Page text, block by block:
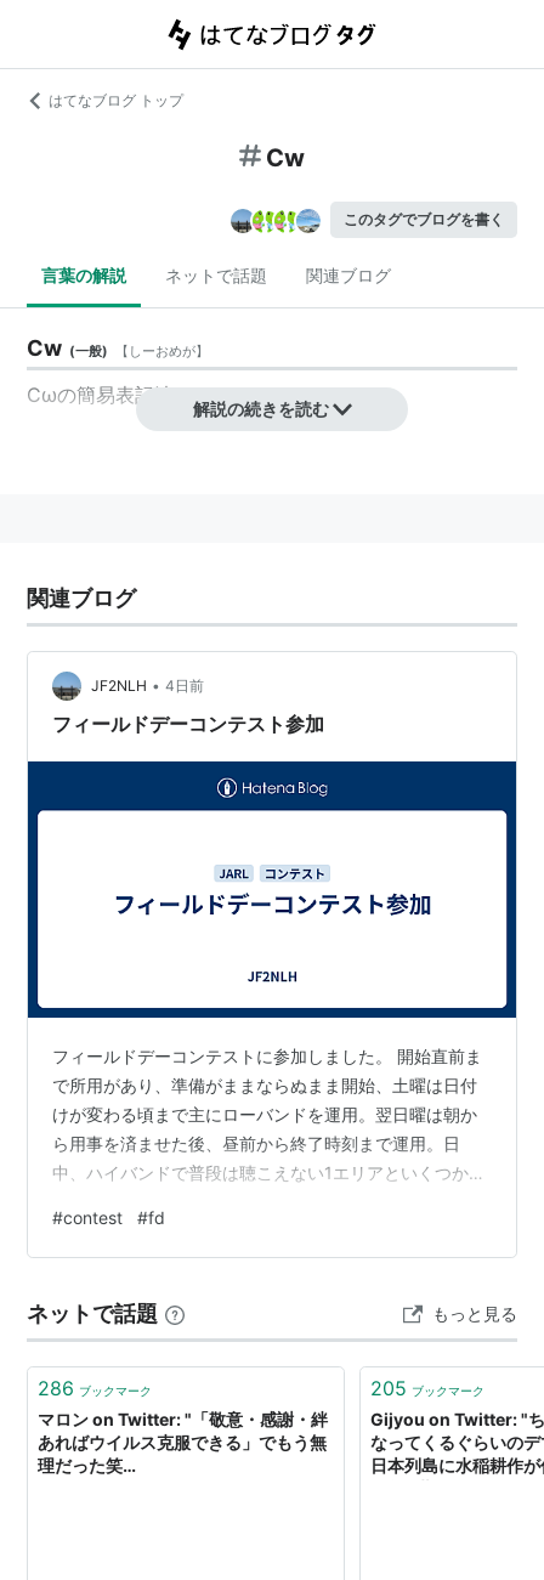
はてなブログ トップ
Cw
このタグでブログを書く
言葉の解説 ネットで話題 関連ブログ
Cw (一般) 【 しーおめが】
Cωの簡易表記法。
解説の続きを読む
関連ブログ
JF2NLH • 4日前
フィールドデーコンテスト参加
フィールドデーコンテストに参加しました。 開始直前ま
で所用があり、準備がままならぬまま開始、土曜は日付
けが変わる頃まで主にローバンドを運用。翌日曜は朝か
ら用事を済ませた後、昼前から終了時刻まで運用。日
中、ハイバンドで普段は聴こえない1エリアといくつか
まり聴こえない。しかも、送信すると SWR2.0 近くにな
ってしまい、アンテナの調整がイマイチ。VUはHFを運用
い時間が多かった。 QSO いただいたみなさま、ありがと
うございました。
#contest #fd
ネットで話題 もっと見る
286 ブックマーク
マロン on Twitter: "「敬意・感謝・絆
あればウイルス克服できる」でもう無
理だった笑
205 ブックマーク
Gijyou on Twitter: "
なってくるぐらいの
日本列島に水稲耕作